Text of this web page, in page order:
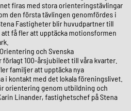
firas med stora orienteringstävlingar
den första tävlingen genomfördes i
Fastigheter blir huvudpartner till
få fler att upptäcka motionsformen
och Svenska
100-årsjubileet till våra kvarter.
familjer att upptäcka nya
i kontakt med det lokala föreningslivet.
orientering genom utbildning och
Linander, fastighetschef på Stena